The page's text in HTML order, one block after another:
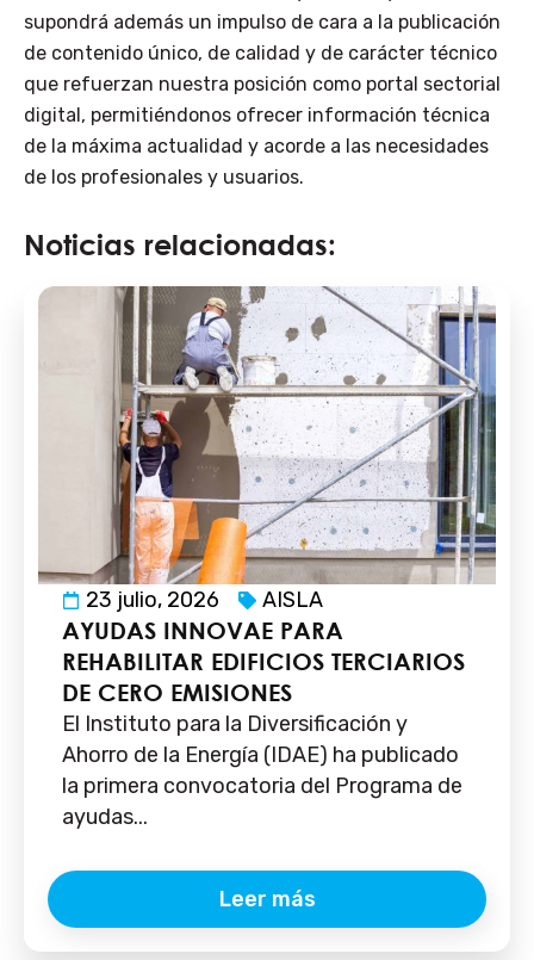
supondrá además un impulso de cara a la publicación
de contenido único, de calidad y de carácter técnico
que refuerzan nuestra posición como portal sectorial
digital, permitiéndonos ofrecer información técnica
de la máxima actualidad y acorde a las necesidades
de los profesionales y usuarios.
Noticias relacionadas:
23 julio, 2026 AISLA
AYUDAS INNOVAE PARA
REHABILITAR EDIFICIOS TERCIARIOS
DE CERO EMISIONES
El Instituto para la Diversificación y
Ahorro de la Energía (IDAE) ha publicado
la primera convocatoria del Programa de
ayudas...
Leer más